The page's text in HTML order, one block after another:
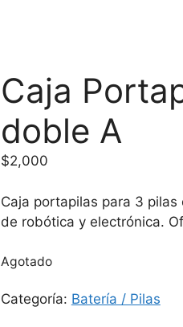
Caja
doble A
$2,000
Caja portapilas para 3
de robótica y electrónica.
Agotado
Categoría: Batería / Pilas